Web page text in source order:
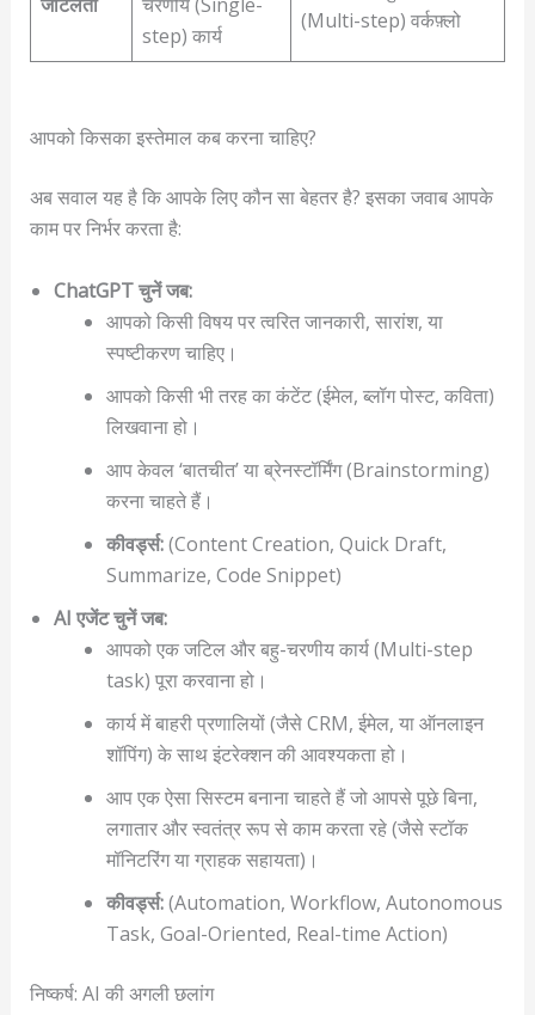
step) कार्य
(Multi-step) वर्कफ़्लो
आपको किसका इस्तेमाल कब करना चाहिए?
अब सवाल यह है कि आपके लिए कौन सा बेहतर है? इसका जवाब आपके
काम पर निर्भर करता है:
ChatGPT चुनें जब:
आपको किसी विषय पर त्वरित जानकारी, सारांश, या
स्पष्टीकरण चाहिए।
आपको किसी भी तरह का कंटेंट (ईमेल, ब्लॉग पोस्ट, कविता)
लिखवाना हो।
आप केवल ‘बातचीत’ या ब्रेनस्टॉर्मिंग (Brainstorming)
करना चाहते हैं।
कीवर्ड्स:(Content Creation, Quick Draft,
Summarize, Code Snippet)
AI एजेंट चुनें जब:
आपको एक जटिल और बहु-चरणीय कार्य (Multi-step
task) पूरा करवाना हो।
कार्य में बाहरी प्रणालियों (जैसे CRM, ईमेल, या ऑनलाइन
शॉपिंग) के साथ इंटरेक्शन की आवश्यकता हो।
आप एक ऐसा सिस्टम बनाना चाहते हैं जो आपसे पूछे बिना,
लगातार और स्वतंत्र रूप से काम करता रहे (जैसे स्टॉक
मॉनिटरिंग या ग्राहक सहायता)।
कीवर्ड्स:(Automation, Workflow, Autonomous
Task, Goal-Oriented, Real-time Action)
निष्कर्ष: AI की अगली छलांग